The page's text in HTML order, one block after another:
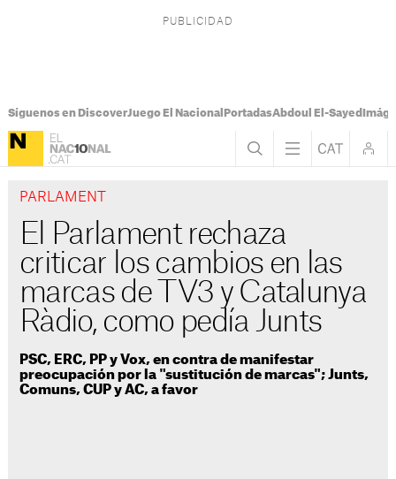
Síguenos en DiscoverJuego El Nacional PortadasAbdoul El-Sayed
PARLAMENT
El Parlament rechaza
criticar los cambios en las
marcas de TV3 y Catalunya
Ràdio, como pedía Junts
PSC, ERC, PP y Vox, en contra de manifestar
preocupación por la "sustitución de marcas"; Junts,
Comuns, CUP y AC, a favor